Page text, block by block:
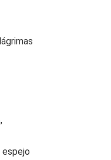
espejo